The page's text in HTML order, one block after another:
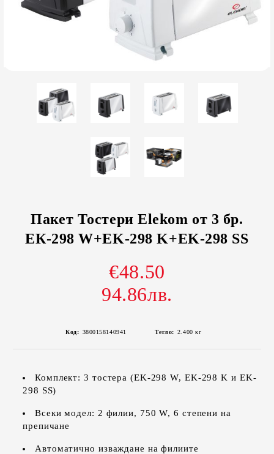
Пакет Тостери Elekom от 3 бр.
ЕК-298 W+EK-298 K+EK-298 SS
€48.50
94.86лв.
Код: 3800158140941 Тегло: 2.400 кг
Комплект: 3 тостера (EK-298 W, EK-298 K и EK-
298 SS)
Всеки модел: 2 филии, 750 W, 6 степени на
препичане
Автоматично изваждане на филиите